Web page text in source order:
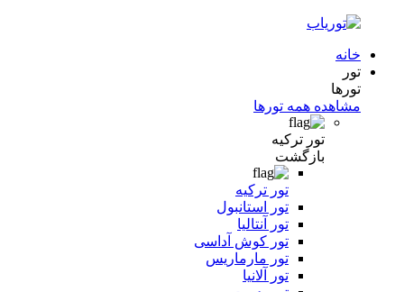
خانه
تور
تورها
مشاهده همه تورها
تور ترکیه
بازگشت
تور ترکیه
تور استانبول
تور آنتالیا
تور کوش آداسی
تور مارماریس
تور آلانیا